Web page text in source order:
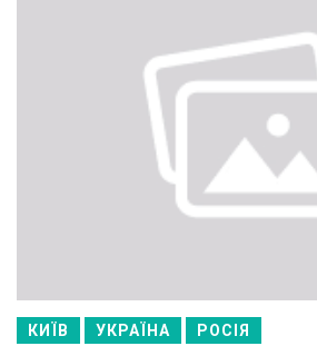
КИЇВ УКРАЇНА РОСІЯ